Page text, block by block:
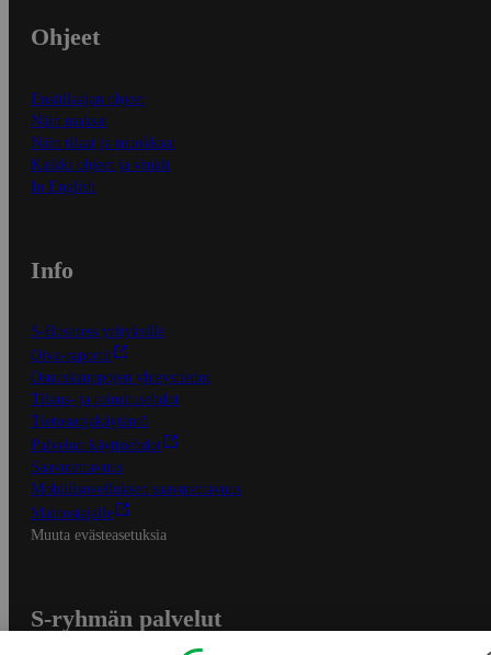
Ohjeet
Ensitilaajan ohjeet
Näin maksat
Näin tilaat ja muokkaat
Kaikki ohjeet ja vinkit
In English
Info
S-Business yrityksille
Oiva-raportit
Osuuskauppojen yhteystiedot
Tilaus- ja toimitusehdot
Tietosuojakäytäntö
Palvelun käyttöehdot
Saavutettavuus
Mobiilisovelluksen saavutettavuus
Mainostajalle
Muuta evästeasetuksia
S-ryhmän palvelut